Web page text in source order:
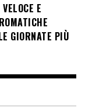
E
GIORNATE PIÙ